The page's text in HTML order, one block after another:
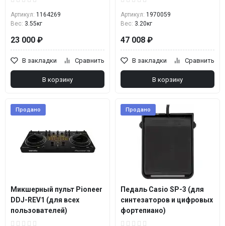
Артикул: 1164269
Вес: 3.55кг
23 000 ₽
В закладки Сравнить
В корзину
Артикул: 1970059
Вес: 3.20кг
47 008 ₽
В закладки Сравнить
В корзину
Продано
Микшерный пульт Pioneer
DDJ-REV1 (для всех
пользователей)
Продано
Педаль Casio SP-3 (для
синтезаторов и цифровых
фортепиано)